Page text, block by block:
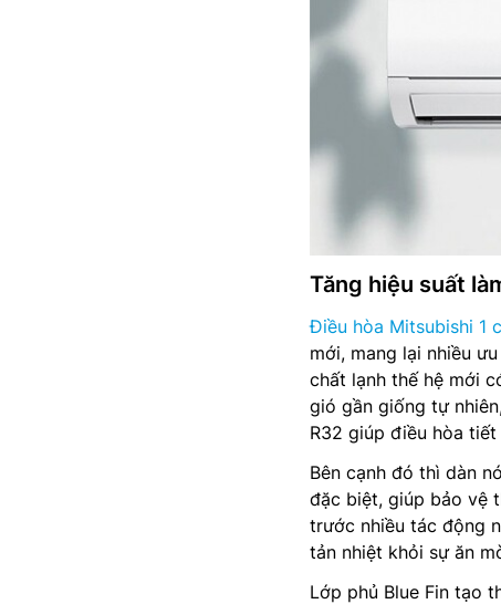
Tăng hiệu suất
Điều hòa Mitsubishi 1
mới, mang lại nhiều
chất lạnh thế hệ mới
gió gần giống tự
R32 giúp điều hòa
Bên cạnh đó thì dàn
đặc biệt, giúp bảo vệ
trước nhiều tác động
tản nhiệt khỏi sự ăn
Lớp phủ Blue Fin tạo